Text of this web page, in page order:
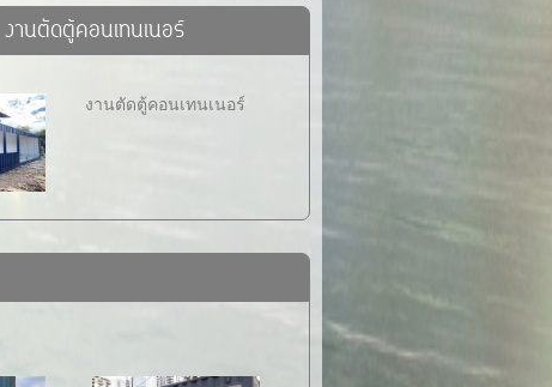
งานตัดตู้คอนเทนเนอร์
งานตัดตู้คอนเทนเนอร์